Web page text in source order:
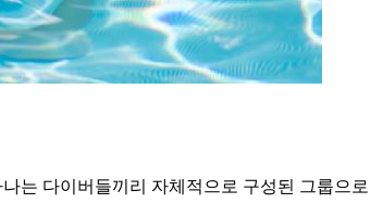
는 다이버들끼리 자체적으로 구성된 그룹으로